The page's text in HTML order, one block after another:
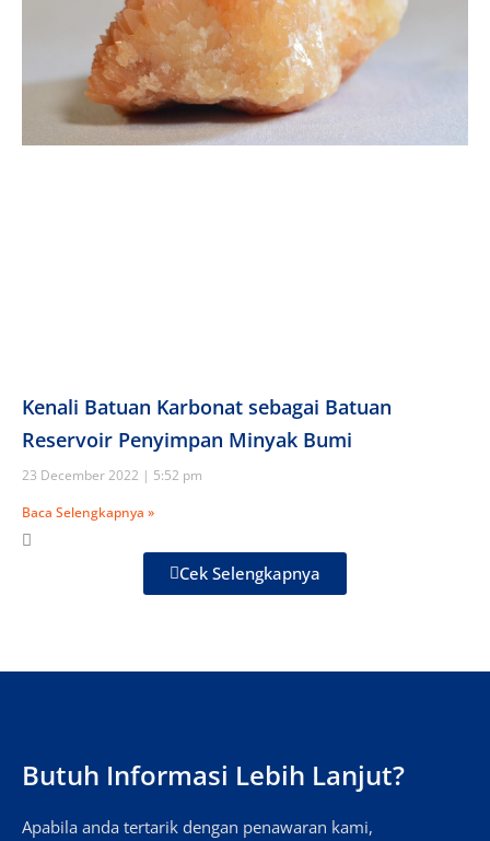
Kenali Batuan Karbonat sebagai Batuan
Reservoir Penyimpan Minyak Bumi
23 December 2022
5:52 pm
Baca Selengkapnya »
Cek Selengkapnya
Butuh Informasi Lebih Lanjut?
Apabila anda tertarik dengan penawaran kami,